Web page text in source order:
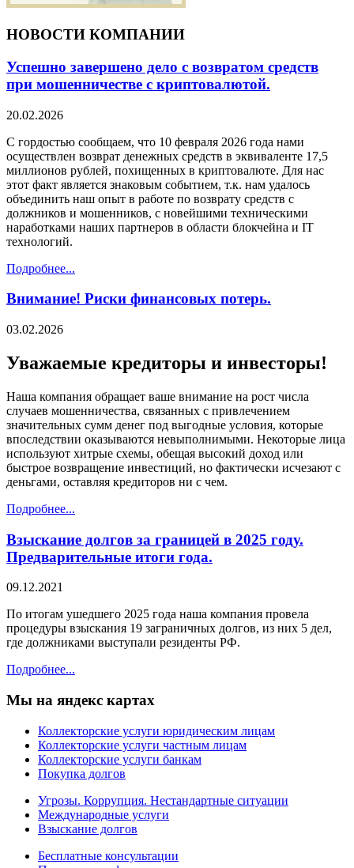
НОВОСТИ КОМПАНИИ
Успешно завершено дело с возвратом средств
при мошенничестве с криптовалютой.
20.02.2026
С гордостью сообщаем, что 10 февраля 2026 года нами
осуществлен возврат денежных средств в эквиваленте 17,5
миллионов рублей, похищенных в криптовалюте. Для нас
этот факт является знаковым событием, т.к. нам удалось
объединить наш опыт в работе по возврату средств с
должников и мошенников, с новейшими техническими
наработками наших партнеров в области блокчейна и IT
технологий.
Подробнее...
Внимание! Риски финансовых потерь.
03.02.2026
Уважаемые кредиторы и инвесторы!
Наша компания обращает ваше внимание на рост числа
случаев мошенничества, связанных с привлечением
значительных сумм денег под выгодные условия, которые
впоследствии оказываются невыполнимыми. Некоторые лица
используют хитрые схемы, обещая высокий доход или
быстрое возвращение инвестиций, но фактически исчезают с
деньгами, оставляя кредиторов ни с чем.
Подробнее...
Взыскание долгов за границей в 2025 году.
Предварительные итоги года.
09.12.2021
По итогам ушедшего 2025 года наша компания провела
процедуры взыскания 19 заграничных долгов, из них 5 дел,
где должниками выступали резиденты РФ.
Подробнее...
Мы на яндекс картах
Коллекторские услуги юридическим лицам
Коллекторские услуги частным лицам
Коллекторские услуги банкам
Покупка долгов
Угрозы. Коррупция. Нестандартные ситуации
Международные услуги
Взыскание долгов
Бесплатные консультации